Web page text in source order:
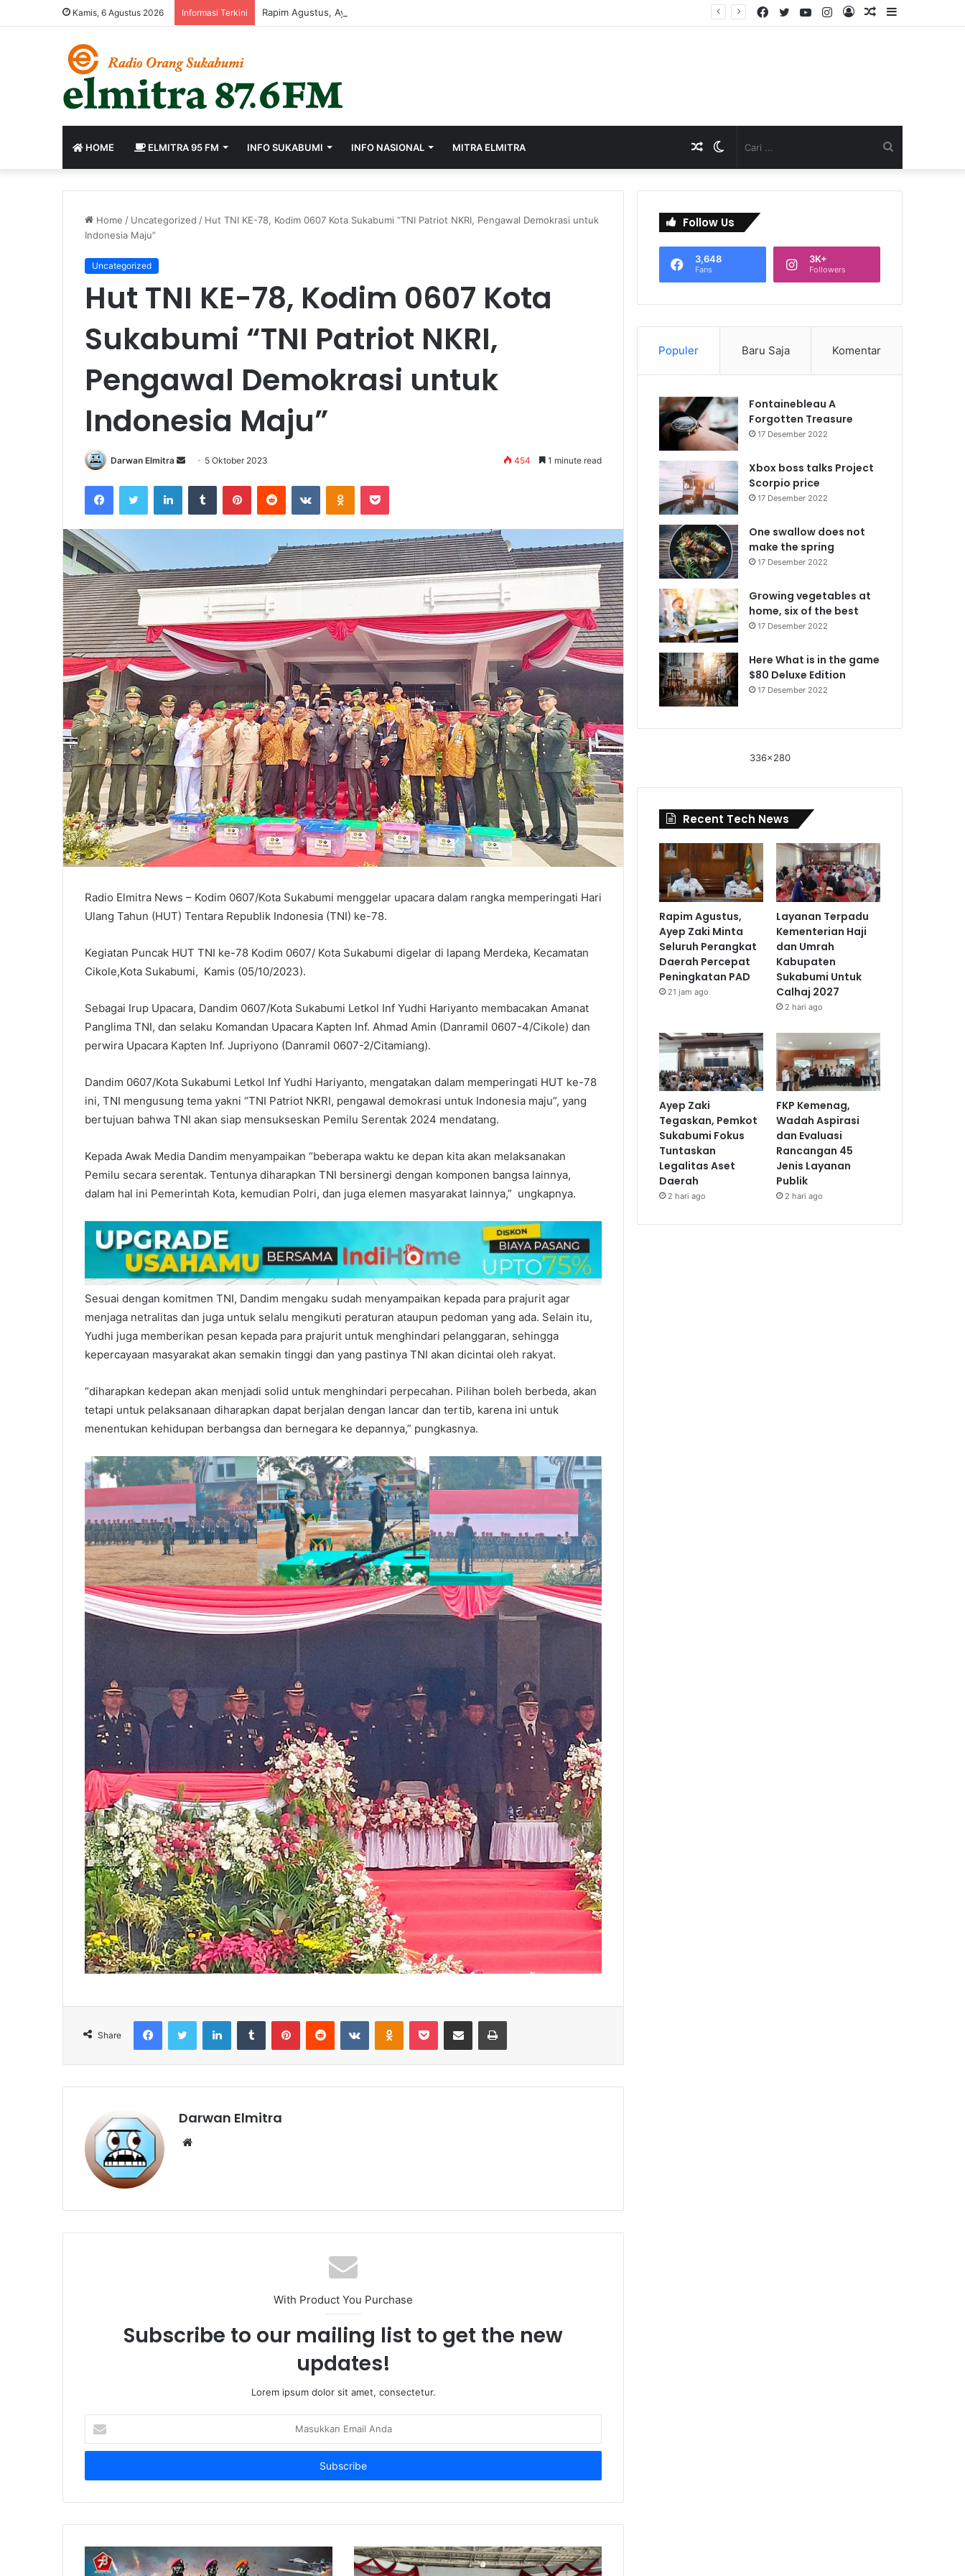
Kamis, 6 Agustus 2026 Informasi Terkini Rapim Agustus, Ayep Zaki Minta Seluruh Perangkat Daerah Percepat Peningkatan PAD Sidebar
Artikel
Log
Instagram
YouTube
Twitter
Facebook
HOME ELMITRA 95 FM INFO SUKABUMI INFO NASIONAL MITRA ELMITRA
...
Switch
skin
Artikel
Acak
Home / Uncategorized / Hut TNI KE-78, Kodim 0607 Kota Sukabumi “TNI Patriot NKRI, Pengawal Demokrasi untuk
Indonesia Maju”
Uncategorized
Hut TNI KE-78, Kodim 0607 Kota
Sukabumi “TNI Patriot NKRI,
Pengawal Demokrasi untuk
Indonesia Maju”
Darwan Elmitra
Send
email
5 Oktober 2023 454 1 minute read
FacebookTwitter LinkedInTumblr PinterestReddit VKontakteOdnoklassniki
Pocket
Radio Elmitra News – Kodim 0607/Kota Sukabumi menggelar upacara dalam rangka memperingati Hari
Ulang Tahun (HUT) Tentara Republik Indonesia (TNI) ke-78.
Kegiatan Puncak HUT TNI ke-78 Kodim 0607/ Kota Sukabumi digelar di lapang Merdeka, Kecamatan
Cikole,Kota Sukabumi, Kamis (05/10/2023).
Sebagai Irup Upacara, Dandim 0607/Kota Sukabumi Letkol Inf Yudhi Hariyanto membacakan Amanat
Panglima TNI, dan selaku Komandan Upacara Kapten Inf. Ahmad Amin (Danramil 0607-4/Cikole) dan
perwira Upacara Kapten Inf. Jupriyono (Danramil 0607-2/Citamiang).
Dandim 0607/Kota Sukabumi Letkol Inf Yudhi Hariyanto, mengatakan dalam memperingati HUT ke-78
ini, TNI mengusung tema yakni “TNI Patriot NKRI, pengawal demokrasi untuk Indonesia maju”, yang
bertujuan bahwa TNI akan siap mensukseskan Pemilu Serentak 2024 mendatang.
Kepada Awak Media Dandim menyampaikan “beberapa waktu ke depan kita akan melaksanakan
Pemilu secara serentak. Tentunya diharapkan TNI bersinergi dengan komponen bangsa lainnya,
dalam hal ini Pemerintah Kota, kemudian Polri, dan juga elemen masyarakat lainnya,” ungkapnya.
Sesuai dengan komitmen TNI, Dandim mengaku sudah menyampaikan kepada para prajurit agar
menjaga netralitas dan juga untuk selalu mengikuti peraturan ataupun pedoman yang ada. Selain itu,
Yudhi juga memberikan pesan kepada para prajurit untuk menghindari pelanggaran, sehingga
kepercayaan masyarakat akan semakin tinggi dan yang pastinya TNI akan dicintai oleh rakyat.
“diharapkan kedepan akan menjadi solid untuk menghindari perpecahan. Pilihan boleh berbeda, akan
tetapi untuk pelaksanaan diharapkan dapat berjalan dengan lancar dan tertib, karena ini untuk
menentukan kehidupan berbangsa dan bernegara ke depannya,” pungkasnya.
Share
FacebookTwitter LinkedInTumblr PinterestReddit VKontakteOdnoklassniki
Pocket Share via Email Print
Darwan Elmitra
Website
With Product You Purchase
Subscribe to our mailing list to get the new
updates!
Lorem ipsum dolor sit amet, consectetur.
Email
Anda
Follow Us
3,648
Fans
3K+
Followers
Populer Baru Saja Komentar
Fontainebleau A
Forgotten Treasure
17 Desember 2022
Xbox boss talks Project
Scorpio price
17 Desember 2022
One swallow does not
make the spring
17 Desember 2022
Growing vegetables at
home, six of the best
17 Desember 2022
Here What is in the game
$80 Deluxe Edition
17 Desember 2022
336x280
Recent Tech News
Rapim Agustus,
Ayep Zaki Minta
Seluruh Perangkat
Daerah Percepat
Peningkatan PAD
21 jam ago
Layanan Terpadu
Kementerian Haji
dan Umrah
Kabupaten
Sukabumi Untuk
Calhaj 2027
2 hari ago
Ayep Zaki
Tegaskan, Pemkot
Sukabumi Fokus
Tuntaskan
Legalitas Aset
Daerah
2 hari ago
FKP Kemenag,
Wadah Aspirasi
dan Evaluasi
Rancangan 45
Jenis Layanan
Publik
2 hari ago